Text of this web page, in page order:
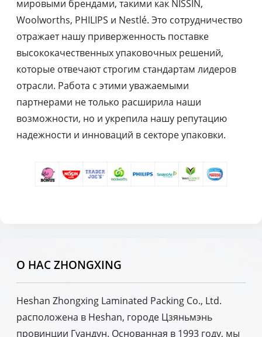
мировыми брендами, такими как NISSIN,
Woolworths, PHILIPS и Nestlé. Это сотрудничество
отражает нашу приверженность поставке
высококачественных упаковочных решений,
которые отвечают строгим стандартам лидеров
отрасли. Работа с этими уважаемыми
партнерами не только расширила наши
возможности, но и укрепила нашу репутацию
надежности и инноваций в секторе упаковки.
О НАС ZHONGXING
Heshan Zhongxing Laminated Packing Co., Ltd.
расположена в Heshan, городе Цзяньмэнь
провинции Гуандун. Основанная в 1993 году, мы